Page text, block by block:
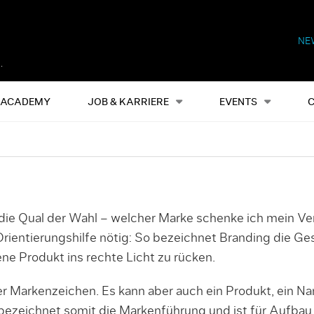
ACADEMY JOB & KARRIERE EVENTS
Alles Events
Qual der Wahl – welcher Marke schenke ich mein
nötig: So bezeichnet Branding die
Produkt ins rechte Licht zu rücken.
Markenzeichen. Es kann aber auch ein Produkt, ein
somit die Markenführung und ist für